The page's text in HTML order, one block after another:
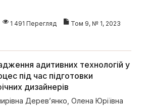
1 491 Перегляд Том 9, № 1, 2023
адитивних технологій у
під час підготовки
дизайнерів
Дерев’янко Олена Юріївна